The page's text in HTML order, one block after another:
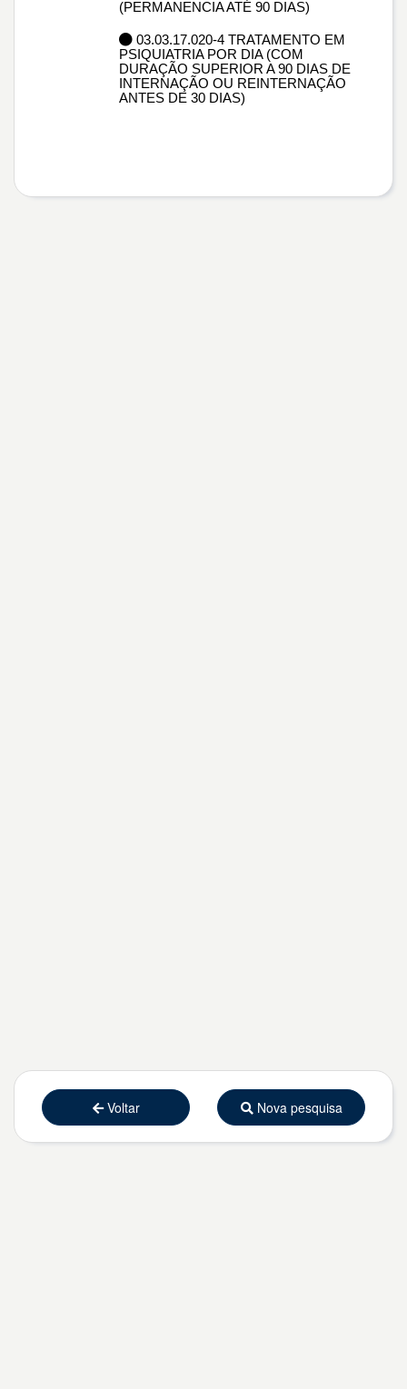
(PERMANENCIA ATÉ 90 DIAS)
03.03.17.020-4 TRATAMENTO EM
PSIQUIATRIA POR DIA (COM
DURAÇÃO SUPERIOR A 90 DIAS DE
INTERNAÇÃO OU REINTERNAÇÃO
ANTES DE 30 DIAS)
Voltar Nova pesquisa